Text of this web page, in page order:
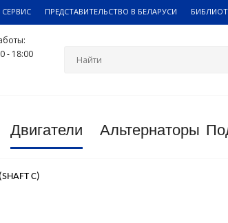
СЕРВИС ПРЕДСТАВИТЕЛЬСТВО В БЕЛАРУСИ
- 18:00
Двигатели Альтернаторы
C)